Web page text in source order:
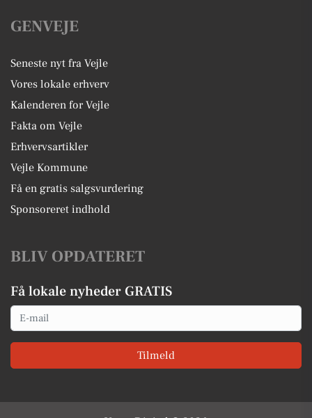
GENVEJE
Seneste nyt fra Vejle
Vores lokale erhverv
Kalenderen for Vejle
Fakta om Vejle
Erhvervsartikler
Vejle Kommune
Få en gratis salgsvurdering
Sponsoreret indhold
BLIV OPDATERET
Få lokale nyheder GRATIS
Email
Tilmeld